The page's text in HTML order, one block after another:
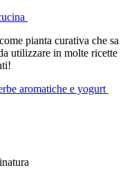
pianta curativa che sa
utilizzare in molte ricette
aromatiche e yogurt